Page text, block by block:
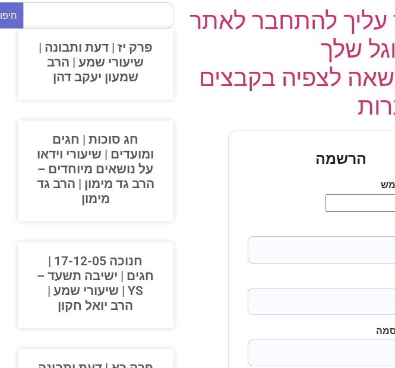
עליך להתחבר לאתר
שלך
לצפיה בקבצים
הרשמה
חיפוש
פרק יז | דעת ותבונה |
שיעורי שמע | הרב
שמעון יעקב דהן
חג סוכות | חגים
ומועדים | שיעורי וידאו
על נושאים מיוחדים –
הרב גד מימון | הרב גד
מימון
חנוכה 17-12-05 |
חגים | ישיבה תשעד –
YS | שיעורי שמע |
הרב יואל חקון